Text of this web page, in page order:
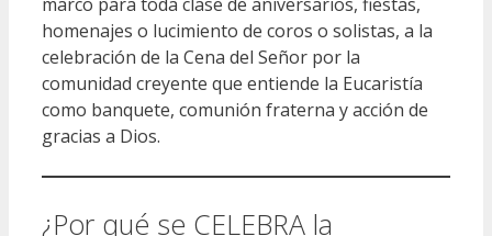
homenajes o lucimiento de coros o solistas, a la
celebración de la Cena del Señor por la
comunidad creyente que entiende la Eucaristía
como banquete, comunión fraterna y acción de
gracias a Dios.
¿Por qué se CELEBRA la